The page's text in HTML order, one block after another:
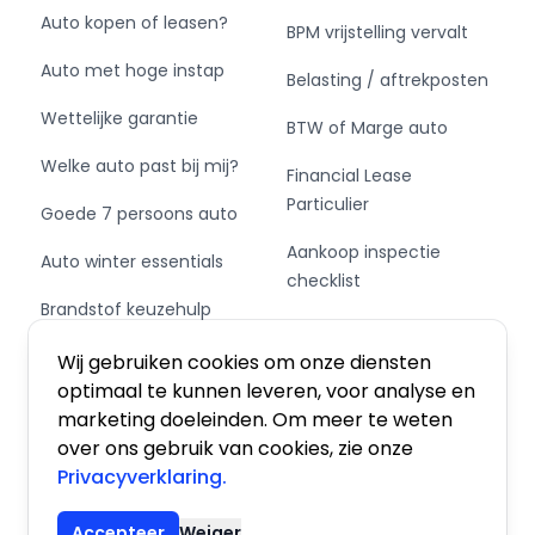
Wij gebruiken cookies om onze diensten
optimaal te kunnen leveren, voor analyse en
marketing doeleinden. Om meer te weten
over ons gebruik van cookies, zie onze
Privacyverklaring.
mogelijk weer te geven. Er kunnen echter
uitdrukkelijk geen rechten worden ontleend aan
de verstrekte informatie in de advertentie.
informatie en controleer daarom bij aankoop
de zaken die uw beslissing zouden kunnen
Auto kopen of leasen?
Auto met hoge instap
Wettelijke garantie
Welke auto past bij mij?
Goede 7 persoons auto
Auto winter essentials
Brandstof keuzehulp
Schakel of automaat?
BPM vrijstelling vervalt
Belasting / aftrekposten
BTW of Marge auto
Financial Lease
Particulier
Aankoop inspectie
checklist
Private Leasen,
Financieren of Kopen?